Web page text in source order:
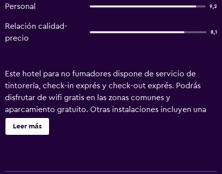
Personal 9,2
Relación calidad-
precio
8,1
Este hotel para no fumadores dispone de servicio de
tintorería, check-in exprés y check-out exprés. Podrás
disfrutar de wifi gratis en las zonas comunes y
aparcamiento gratuito. Otras instalaciones incluyen una
peluquería. Hotel Nordlicht ofrece 11 alojamientos con
secador de pelo. Se ofrece una televisión de pantalla
Leer más